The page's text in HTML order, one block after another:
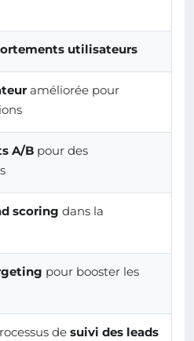
utilisateurs
améliorée pour
A/B pour des
scoring dans la
pour booster les
de suivi des leads